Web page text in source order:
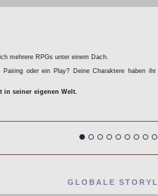
mehrere RPGs unter einem Dach.
oder ein Play? Deine Charaktere haben
in seiner eigenen Welt.
GLOBALE